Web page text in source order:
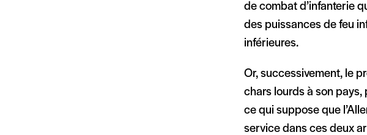
de combat d’infanterie
des puissances de feu
inférieures.
Or, successivement, le
chars lourds à son pays,
ce qui suppose que
service dans ces deux